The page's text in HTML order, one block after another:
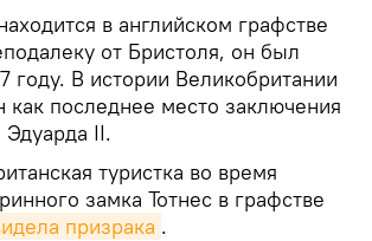
в английском графстве
от Бристоля, он был
году. В истории Великобритании
как последнее место заключения
Эдуарда II.
туристка во время
замка Тотнес в графстве
призрака .